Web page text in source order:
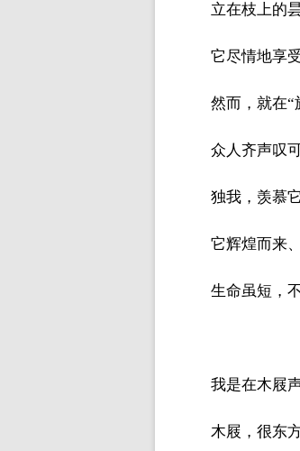
立在枝上的
它尽情地享
然而，就在“
众人齐声叹可
独我，羡慕它
它辉煌而来
生命虽短，
我是在木屐
木屐，很东